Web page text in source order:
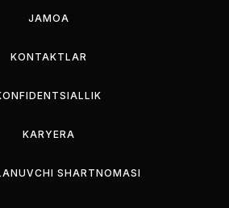
JAMOA
KONTAKTLAR
KARYERA
SHARTNOMASI